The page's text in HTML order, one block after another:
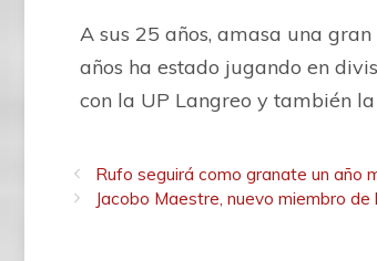
A sus 25 años, amasa una
años ha estado jugando en
con la UP Langreo y también
Rufo seguirá como granate un año
Jacobo Maestre, nuevo miembro